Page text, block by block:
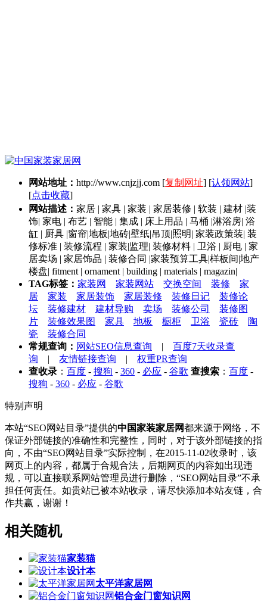
网站地址： http://www.cnjzjj.com [复制网址] [认领网站]
[点击收藏]
网站描述： 家居 | 家具 | 家装 | 家居装修 | 软装 | 建材 |装
饰| 家电 | 布艺 | 智能 | 集成 | 床上用品 | 马桶 |淋浴房| 浴
缸 | 厨具 |窗帘|地板|地砖|壁纸|吊顶|照明| 家装政策装| 装
修标准 | 装修流程 | 家装|监理| 装修材料 | 卫浴 | 厨电 | 家
居卖场 | 家居饰品 | 装修合同 |家装预算工具|样板间|地产
楼盘| fitment | ornament | building | materials | magazin|
TAG标签： 家装网 家装网站 交换空间 装修
家
居
家装 家居装饰 家居装修 装修日记
装修论
坛
装修建材 建材导购 卖场 装修公司
装修图
片
装修效果图 家具 地板 橱柜 卫浴 瓷砖
陶
瓷
装修合同
常规查询： 网站SEO信息查询 | 百度7天收录查
询 | 友情链接查询 | 权重PR查询
查收录 ： 百度 - 搜狗 - 360 - 必应 - 谷歌 查搜索 ： 百度 -
搜狗 - 360 - 必应 - 谷歌
特别声明
本站“SEO网站目录”提供的中国家装家居网都来源于网络，不
保证外部链接的准确性和完整性，同时，对于该外部链接的指
向，不由“SEO网站目录”实际控制，在2015-11-02收录时，该
网页上的内容，都属于合规合法，后期网页的内容如出现违
规，可以直接联系网站管理员进行删除，“SEO网站目录”不承
担任何责任。如贵站已被本站收录，请尽快添加本站友链，合
作共赢，谢谢！
相关随机
家装猫
设计本
太平洋家居网
铝合金门窗知识网